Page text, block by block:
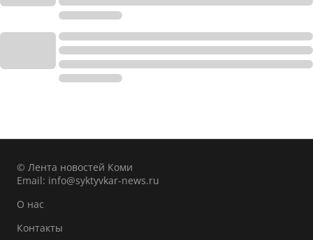
© Лента новостей Коми
Email: info@syktyvkar-news.ru
О нас
Контакты